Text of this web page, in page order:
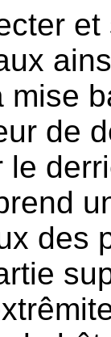
mise
de
le
des